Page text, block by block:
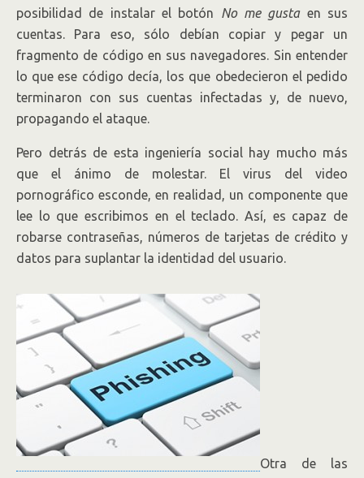
posibilidad de instalar el botón No me gustaen sus
cuentas. Para eso, sólo debían copiar y pegar un
fragmento de código en sus navegadores. Sin entender
lo que ese código decía, los que obedecieron el pedido
terminaron con sus cuentas infectadas y, de nuevo,
propagando el ataque.
Pero detrás de esta ingeniería social hay mucho más
que el ánimo de molestar. El virus del video
pornográfico esconde, en realidad, un componente que
lee lo que escribimos en el teclado. Así, es capaz de
robarse contraseñas, números de tarjetas de crédito y
datos para suplantar la identidad del usuario.
Otra de las